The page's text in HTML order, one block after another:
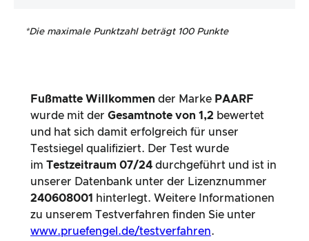
*Die maximale Punktzahl beträgt 100 Punkte
Fußmatte Willkommen der Marke PAARF
wurde mit der Gesamtnote von 1,2 bewertet
und hat sich damit erfolgreich für unser
Testsiegel qualifiziert. Der Test wurde
im Testzeitraum 07/24 durchgeführt und ist in
unserer Datenbank unter der Lizenznummer
240608001 hinterlegt. Weitere Informationen
zu unserem Testverfahren finden Sie unter
www.pruefengel.de/testverfahren.